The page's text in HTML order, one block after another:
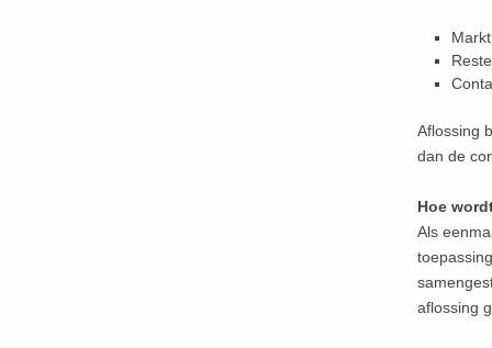
Aflossing
dan de
Hoe
Als
aflossing